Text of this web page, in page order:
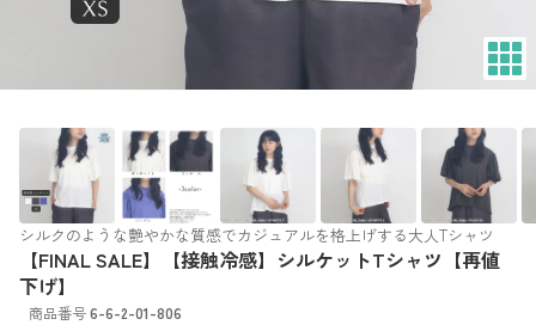
シルクのような艶やかな質感でカジュアルを格上げする大人Tシャツ
【FINAL SALE】【接触冷感】シルケットTシャツ【再値
下げ】
商品番号6-6-2-01-806